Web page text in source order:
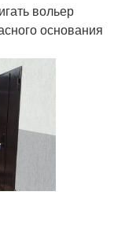
вольер
основания